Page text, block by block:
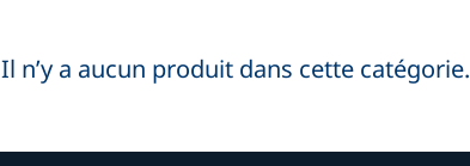
Il n’y a aucun produit dans cette catégorie.